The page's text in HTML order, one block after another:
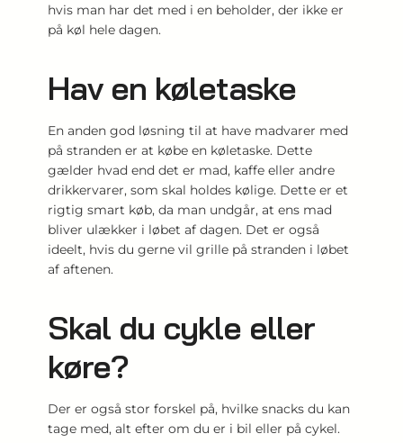
hvis man har det med i en beholder, der ikke er
på køl hele dagen.
Hav en køletaske
En anden god løsning til at have madvarer med
på stranden er at købe en køletaske. Dette
gælder hvad end det er mad, kaffe eller andre
drikkervarer, som skal holdes kølige. Dette er et
rigtig smart køb, da man undgår, at ens mad
bliver ulækker i løbet af dagen. Det er også
ideelt, hvis du gerne vil grille på stranden i løbet
af aftenen.
Skal du cykle eller
køre?
Der er også stor forskel på, hvilke snacks du kan
tage med, alt efter om du er i bil eller på cykel.